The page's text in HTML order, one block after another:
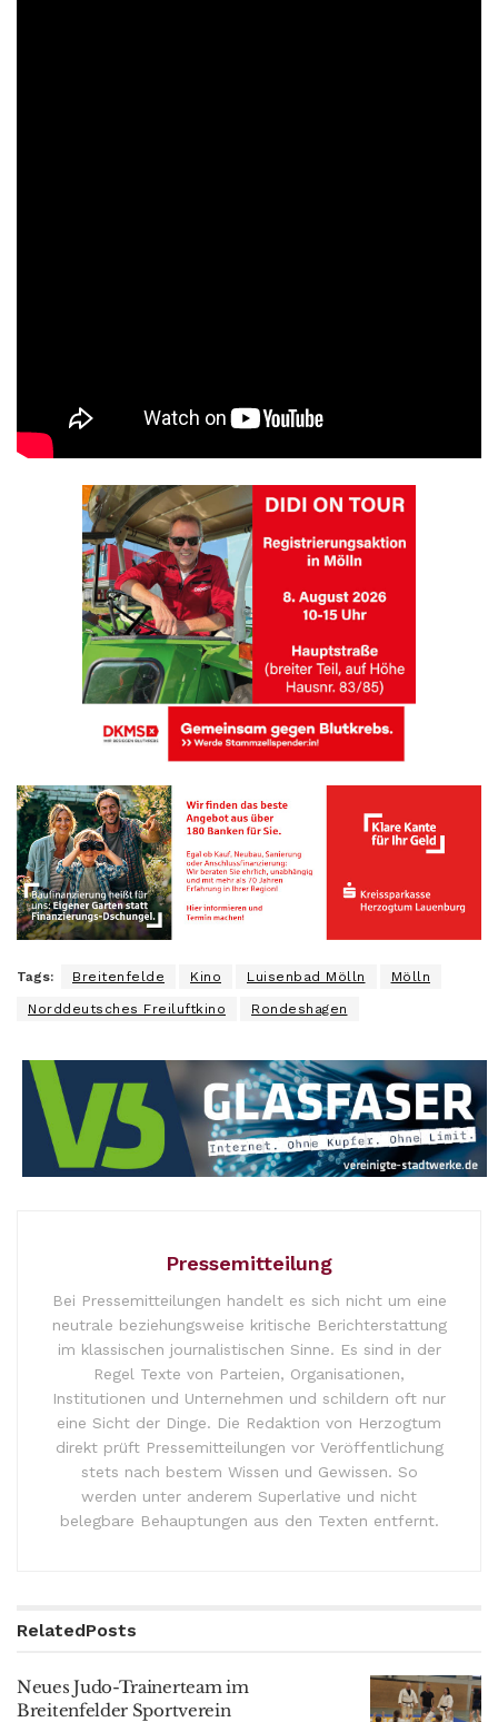
Tags: Breitenfelde Kino Luisenbad Mölln Mölln
Norddeutsches Freiluftkino Rondeshagen
Pressemitteilung
Bei Pressemitteilungen handelt es sich nicht um eine
neutrale beziehungsweise kritische Berichterstattung
im klassischen journalistischen Sinne. Es sind in der
Regel Texte von Parteien, Organisationen,
Institutionen und Unternehmen und schildern oft nur
eine Sicht der Dinge. Die Redaktion von Herzogtum
direkt prüft Pressemitteilungen vor Veröffentlichung
stets nach bestem Wissen und Gewissen. So
werden unter anderem Superlative und nicht
belegbare Behauptungen aus den Texten entfernt.
RelatedPosts
Neues Judo-Trainerteam im
Breitenfelder Sportverein